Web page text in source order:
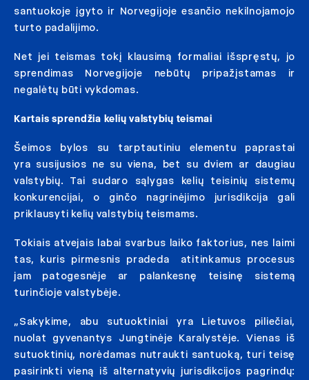
santuokoje įgyto ir Norvegijoje esančio nekilnojamojo
turto padalijimo.
Net jei teismas tokį klausimą formaliai išspręstų, jo
sprendimas Norvegijoje nebūtų pripažįstamas ir
negalėtų būti vykdomas.
Kartais sprendžia kelių valstybių teismai
Šeimos bylos su tarptautiniu elementu paprastai
yra susijusios ne su viena, bet su dviem ar daugiau
valstybių. Tai sudaro sąlygas kelių teisinių sistemų
konkurencijai, o ginčo nagrinėjimo jurisdikcija gali
priklausyti kelių valstybių teismams.
Tokiais atvejais labai svarbus laiko faktorius, nes laimi
tas, kuris pirmesnis pradeda atitinkamus procesus
jam patogesnėje ar palankesnę teisinę sistemą
turinčioje valstybėje.
„Sakykime, abu sutuoktiniai yra Lietuvos piliečiai,
nuolat gyvenantys Jungtinėje Karalystėje. Vienas iš
sutuoktinių, norėdamas nutraukti santuoką, turi teisę
pasirinkti vieną iš alternatyvių jurisdikcijos pagrindų: